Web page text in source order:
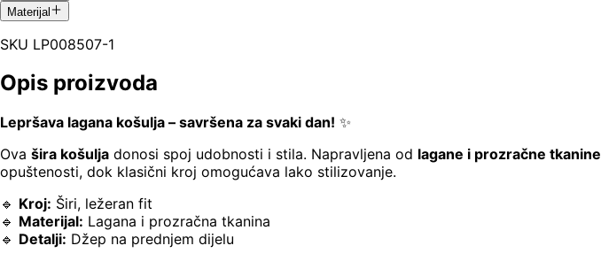
Materijal
SKU LP008507-1
Opis proizvoda
Lepršava lagana košulja – savršena za svaki dan! ✨
Ova šira košulja donosi spoj udobnosti i stila. Napravljena od lagane i prozračne tkanine
opuštenosti, dok klasični kroj omogućava lako stilizovanje.
🔹 Kroj: Širi, ležeran fit
🔹 Materijal: Lagana i prozračna tkanina
🔹 Detalji: Džep na prednjem dijelu